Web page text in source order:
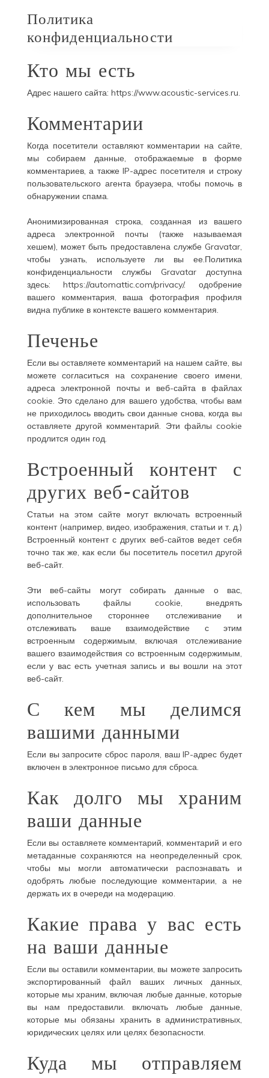
Политика
конфиденциальности
Кто мы есть
Адрес нашего сайта: https://www.acoustic-services.ru.
Комментарии
Когда посетители оставляют комментарии на сайте,
мы собираем данные, отображаемые в форме
комментариев, а также IP-адрес посетителя и строку
пользовательского агента браузера, чтобы помочь в
обнаружении спама.
Анонимизированная строка, созданная из вашего
адреса электронной почты (также называемая
хешем), может быть предоставлена ​​службе Gravatar,
чтобы узнать, используете ли вы ее.Политика
конфиденциальности службы Gravatar доступна
здесь: https://automattic.com/privacy/. одобрение
вашего комментария, ваша фотография профиля
видна публике в контексте вашего комментария.
Печенье
Если вы оставляете комментарий на нашем сайте, вы
можете согласиться на сохранение своего имени,
адреса электронной почты и веб-сайта в файлах
cookie. Это сделано для вашего удобства, чтобы вам
не приходилось вводить свои данные снова, когда вы
оставляете другой комментарий. Эти файлы cookie
продлится один год.
Встроенный контент с
других веб-сайтов
Статьи на этом сайте могут включать встроенный
контент (например, видео, изображения, статьи и т. д.)
Встроенный контент с других веб-сайтов ведет себя
точно так же, как если бы посетитель посетил другой
веб-сайт.
Эти веб-сайты могут собирать данные о вас,
использовать файлы cookie, внедрять
дополнительное стороннее отслеживание и
отслеживать ваше взаимодействие с этим
встроенным содержимым, включая отслеживание
вашего взаимодействия со встроенным содержимым,
если у вас есть учетная запись и вы вошли на этот
веб-сайт.
С кем мы делимся
вашими данными
Если вы запросите сброс пароля, ваш IP-адрес будет
включен в электронное письмо для сброса.
Как долго мы храним
ваши данные
Если вы оставляете комментарий, комментарий и его
метаданные сохраняются на неопределенный срок,
чтобы мы могли автоматически распознавать и
одобрять любые последующие комментарии, а не
держать их в очереди на модерацию.
Какие права у вас есть
на ваши данные
Если вы оставили комментарии, вы можете запросить
экспортированный файл ваших личных данных,
которые мы храним, включая любые данные, которые
вы нам предоставили. включать любые данные,
которые мы обязаны хранить в административных,
юридических целях или целях безопасности.
Куда мы отправляем